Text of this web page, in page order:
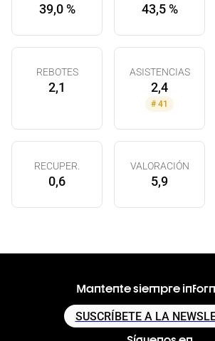
39,0 % 43,5 %
REBOTES
2,1
ASISTENCIAS
2,4
# 41
RECUPER.
0,6
VALORACIÓN
5,9
Mantente siempre
SUSCRÍBETE A LA